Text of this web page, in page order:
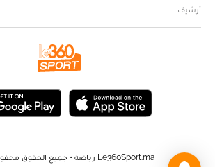
أرشيف
Le360Sport.ma رياضة • جميع الحقوق محفوضة - 2023